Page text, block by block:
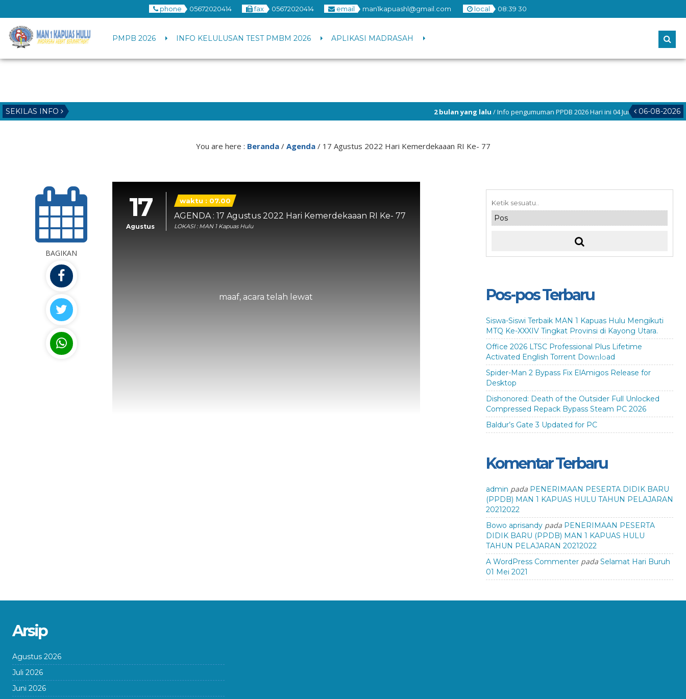
phone 05672020414 fax 05672020414 email man1kapuashl@gmail.com local 08:39 30
PMPB 2026 INFO KELULUSAN TEST PMBM 2026 APLIKASI MADRASAH
SEKILAS INFO 06-08-2026
2 bulan yang lalu/ Info pengumuman PPDB 2026 Hari ini 04 Juni 2026 pukul (12.00 WIB)
You are here : Beranda/ Agenda/ 17 Agustus 2022 Hari Kemerdekaaan RI Ke- 77
BAGIKAN
17
Agustus
waktu : 07.00
AGENDA : 17 Agustus 2022 Hari Kemerdekaaan RI Ke- 77
LOKASI : MAN 1 Kapuas Hulu
maaf, acara telah lewat Pos-pos Terbaru
Siswa-Siswi Terbaik MAN 1 Kapuas Hulu Mengikuti
MTQ Ke-XXXIV Tingkat Provinsi di Kayong Utara.
Office 2026 LTSC Professional Plus Lifetime
Activated English Torrent Dow𝚗l𝚘аd
Spider-Man 2 Bypass Fix ElAmigos Release for
Desktop
Dishonored: Death of the Outsider Full Unlocked
Compressed Repack Bypass Steam PC 2026
Baldur’s Gate 3 Updated for PC
Komentar Terbaru
admin pada PENERIMAAN PESERTA DIDIK BARU
(PPDB) MAN 1 KAPUAS HULU TAHUN PELAJARAN
20212022
Bowo aprisandypada PENERIMAAN PESERTA
DIDIK BARU (PPDB) MAN 1 KAPUAS HULU
TAHUN PELAJARAN 20212022
A WordPress Commenterpada Selamat Hari Buruh
01 Mei 2021
Arsip
Agustus 2026
Juli 2026
Juni 2026